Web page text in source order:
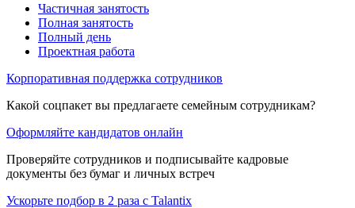
Частичная занятость
Полная занятость
Полный день
Проектная работа
Корпоративная поддержка сотрудников
Какой соцпакет вы предлагаете семейным сотрудникам?
Оформляйте кандидатов онлайн
Проверяйте сотрудников и подписывайте кадровые
документы без бумаг и личных встреч
Ускорьте подбор в 2 раза с Talantix